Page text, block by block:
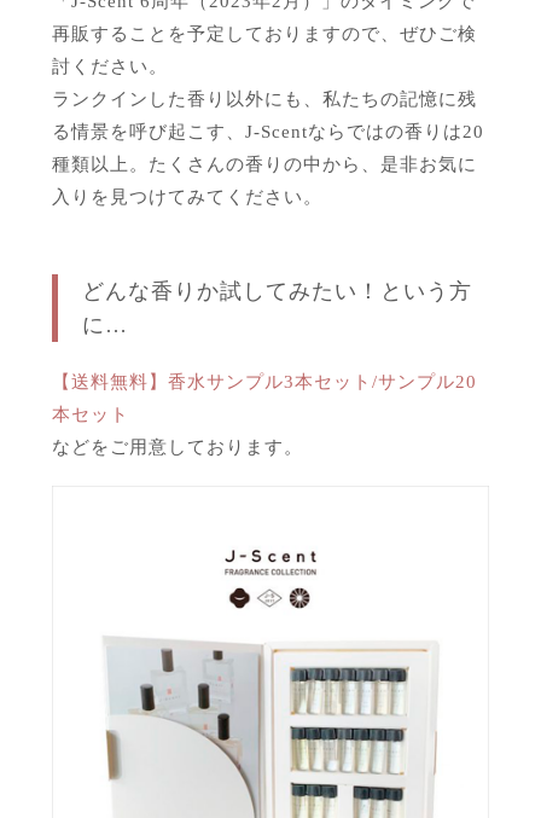
再販することを予定しておりますので、ぜひご検
討ください。
ランクインした香り以外にも、私たちの記憶に残
る情景を呼び起こす、J-Scentならではの香りは20
種類以上。たくさんの香りの中から、是非お気に
入りを見つけてみてください。
どんな香りか試してみたい！という方
に…
【送料無料】香水サンプル3本セット/サンプル20
本セット
などをご用意しております。